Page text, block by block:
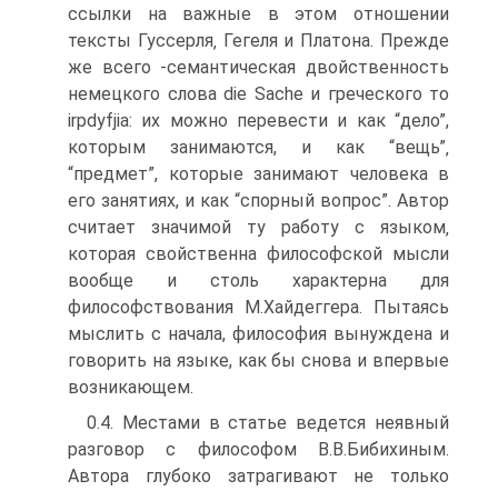
ссылки на важные в этом отношении
тексты Гуссерля‚ Гегеля и Платона. Прежде
же всего -семантическая двойственность
немецкого слова die Sache и греческого то
irpdyfjia: их можно перевести и как “дело”,
которым занимаются, и как “вещь”‚
“предмет”, которые занимают человека в
его занятиях, и как “спорный вопрос”. Автор
считает значимой ту работу с языком‚
которая свойственна философской мысли
вообще и столь характерна для
философствования М.Хайдеггера. Пытаясь
мыслить с начала, философия вынуждена и
говорить на языке, как бы снова и впервые
возникающем.
0.4. Местами в статье ведется неявный
разговор с философом В.В.Бибихиным.
Автора глубоко затрагивают не только